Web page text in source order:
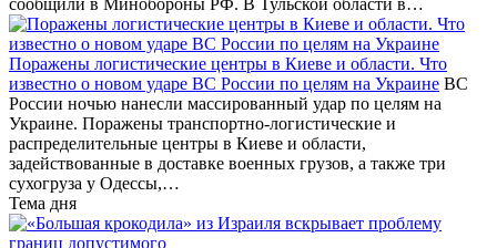
Поражены логистические центры в Киеве и области. Что
известно о новом ударе ВС России по целям на Украине ВС
России ночью нанесли массированный удар по целям на
Украине. Поражены транспортно-логистические и
распределительные центры в Киеве и области,
задействованные в доставке военных грузов, а также три
сухогруза у Одессы,…
Тема дня